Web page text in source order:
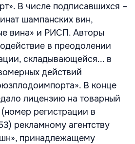
В числе подписавшихся –
шампанских вин,
вина» и РИСП. Авторы
в преодолении
складывающейся... в
действий
В конце
лицензию на товарный
регистрации в
рекламному агентству
принадлежащему